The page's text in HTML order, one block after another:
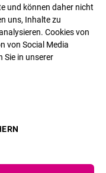
und können daher nicht
uns, Inhalte zu
Cookies von
von Social Media
Sie in unserer
Praxisstandorten
Zentren in
und ein